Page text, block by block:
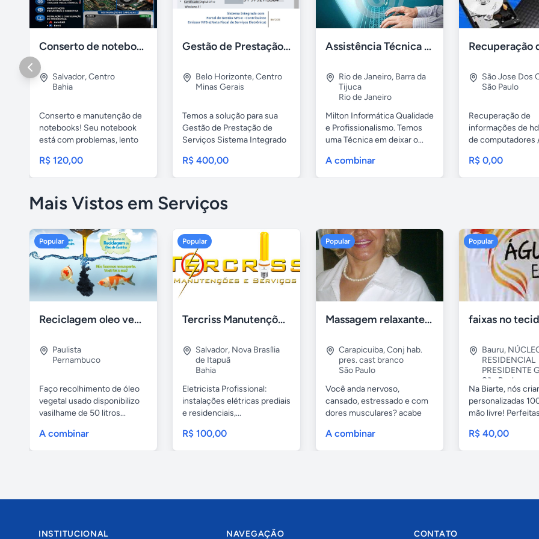
Conserto de notebook manutenção e prevenção
Salvador,Centro
Bahia
Conserto e manutenção de
notebooks! Seu notebook
está com problemas, lento
R$ 120,00
Gestão de Prestação de Serviços NFS-e Emissor Nacional
Belo Horizonte,Centro
Minas Gerais
Temos a solução para sua
Gestão de Prestação de
Serviços Sistema Integrado
R$ 400,00
Assistência Técnica Informática Imediata Barra da Tijuca
Rio de Janeiro, Barra da
Tijuca
Rio de Janeiro
Milton Informática Qualidade
e Profissionalismo. Temos
uma Técnica em deixar o...
A combinar
São Jose Dos
São Paulo
Recuperação de
informações de
de computadores
R$ 0,00
Mais Vistos em Serviços
Popular
Reciclagem oleo vegetal
Paulista
Pernambuco
Faço recolhimento de óleo
vegetal usado disponibilizo
vasilhame de 50 litros...
A combinar
Popular
Tercriss Manutenções e Serviços
Salvador, Nova Brasília
de Itapuã
Bahia
Eletricista Profissional:
instalações elétricas prediais
e residenciais,...
R$ 100,00
Popular
Massagem relaxante- terapeutica e depilação
Carapicuiba,Conj hab.
pres. cast branco
São Paulo
Você anda nervoso,
cansado, estressado e com
dores musculares? acabe
A combinar
Popular
Bauru,
RESIDENCIAL
PRESIDENTE
São Paulo
Na Biarte, nós
personalizadas
mão livre!
R$ 40,00
INSTITUCIONAL NAVEGAÇÃO CONTATO